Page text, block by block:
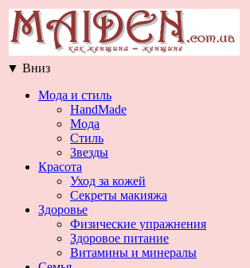
▼ Вниз
Мода и стиль
HandMade
Мода
Стиль
Звезды
Красота
Уход за кожей
Секреты макияжа
Здоровье
Физические упражнения
Здоровое питание
Витамины и минералы